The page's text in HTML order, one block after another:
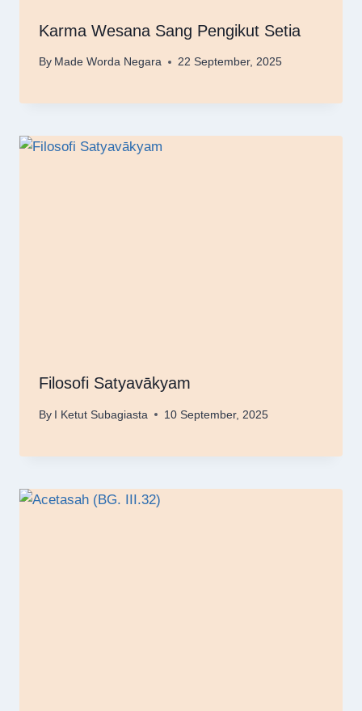
Karma Wesana Sang Pengikut Setia
By Made Worda Negara 22 September, 2025
Filosofi Satyavākyam
By I Ketut Subagiasta 10 September, 2025